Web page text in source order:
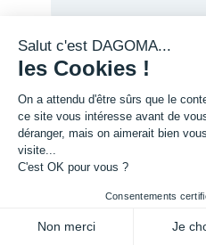
L'expertise de la fabrication
Salut c'est DAGOMA...
les Cookies !
On a attendu d'être sûrs que le
ce site vous intéresse avant de
déranger, mais on aimerait bien
visite...
C'est OK pour vous ?
Consentements
Non merci Je